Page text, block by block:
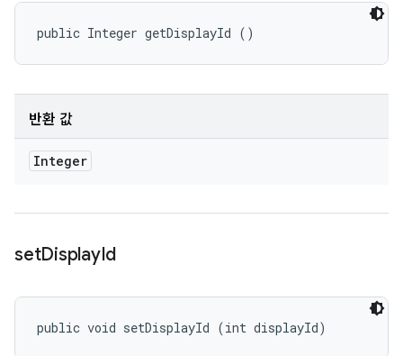
public Integer getDisplayId ()
반환 값
Integer
setDisplayId
public void setDisplayId (int displayId)